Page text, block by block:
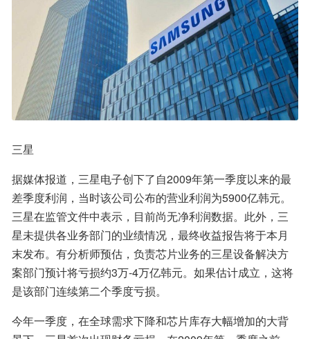
三星
据媒体报道，三星电子创下了自2009年第一季度以来的最
差季度利润，当时该公司公布的营业利润为5900亿韩元。
三星在监管文件中表示，目前尚无净利润数据。此外，三
星未提供各业务部门的业绩情况，最终收益报告将于本月
末发布。有分析师预估，负责芯片业务的三星设备解决方
案部门预计将亏损约3万-4万亿韩元。如果估计成立，这将
是该部门连续第二个季度亏损。
今年一季度，在全球需求下降和芯片库存大幅增加的大背